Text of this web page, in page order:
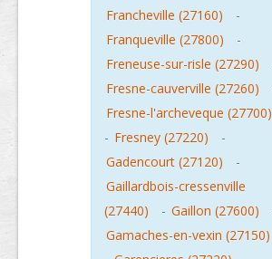
Francheville (27160)
-
Franqueville (27800)
-
Freneuse-sur-risle (27290)
Fresne-cauverville (27260)
Fresne-l'archeveque (27700)
- Fresney (27220)
-
Gadencourt (27120)
-
Gaillardbois-cressenville
(27440)
- Gaillon (27600)
Gamaches-en-vexin (27150)